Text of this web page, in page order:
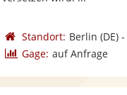
Standort: Berlin (DE)-
Gage: auf Anfrage